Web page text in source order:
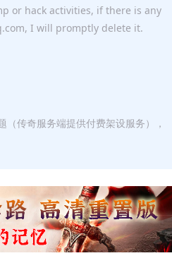
or hack activities, if there is any
I will promptly delete it.
传奇服务端提供付费架设服务），